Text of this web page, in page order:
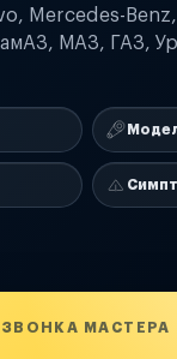
Mercedes-
МАЗ, ГАЗ,
МАСТЕРА